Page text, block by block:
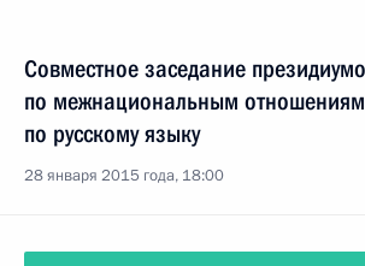
Совместное заседание
по межнациональным
по русскому языку
28 января 2015 года, 18:00